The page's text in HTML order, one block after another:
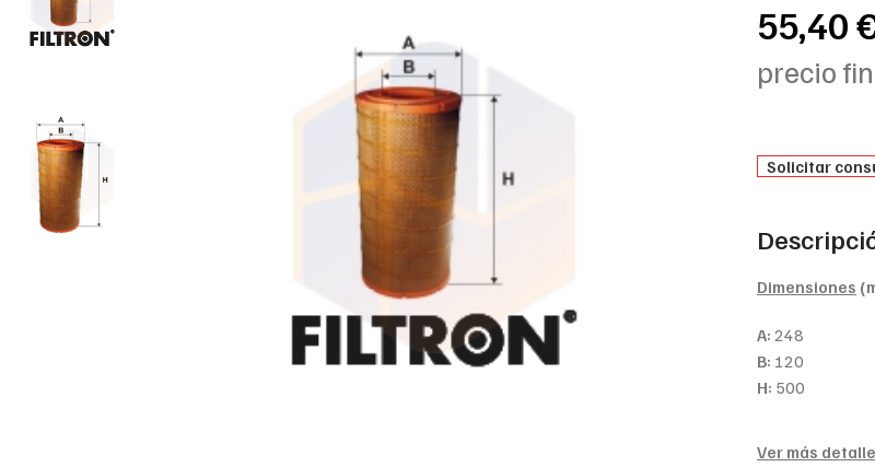
55,40
precio
Solicitar
Dimensiones
A: 248
B: 120
H: 500
Ver más